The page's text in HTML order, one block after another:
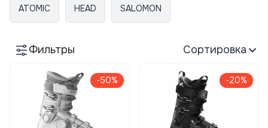
ATOMIC HEAD SALOMON
Фильтры Сортировка
-50% -20%